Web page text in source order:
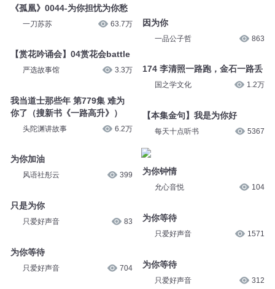
《孤凰》0044-为你担忧为你愁
一刀苏苏 63.7万
【赏花吟诵会】04赏花会battle
严选故事馆 3.3万
我当道士那些年 第779集 难为
你了（搜新书《一路高升》）
头陀渊讲故事 6.2万
为你加油
风语社彤云 399
只是为你
只爱好声音 83
为你等待
只爱好声音 704
因为你
一品公子哲 863
174 李清照一路跑，金石一路丢
国之学文化 1.2万
【本集金句】我是为你好
每天十点听书 5367
为你钟情
允心音悦 104
为你等待
只爱好声音 1571
为你等待
只爱好声音 312